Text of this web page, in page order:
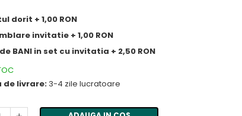
dorit + 1,00 RON
invitatie + 1,00 RON
BANI in set cu invitatia + 2,50 RON
de livrare: 3-4 zile lucratoare